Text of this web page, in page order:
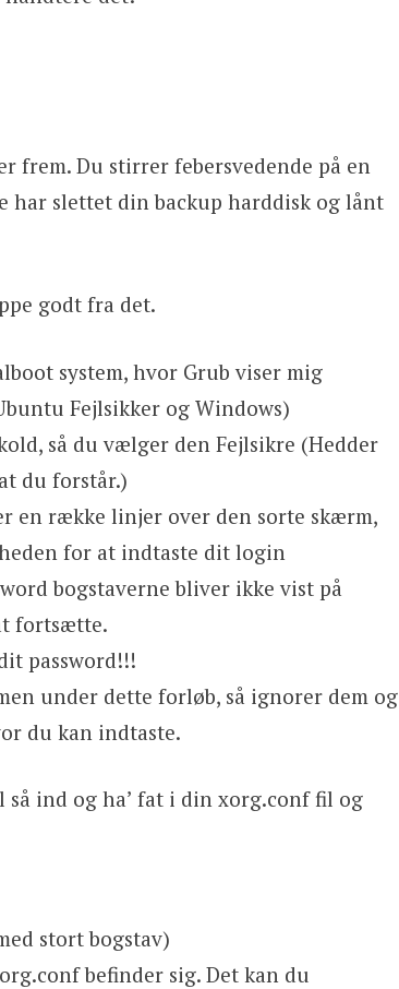
Du stirrer febersvedende på en
slettet din backup harddisk og lånt
godt fra det.
system, hvor Grub viser mig
Fejlsikker og Windows)
så du vælger den Fejlsikre (Hedder
du forstår.)
en række linjer over den sorte skærm,
for at indtaste dit login
bogstaverne bliver ikke vist på
fortsætte.
password!!!
under dette forløb, så ignorer dem og
du kan indtaste.
ind og ha’ fat i din xorg.conf fil og
stort bogstav)
befinder sig. Det kan du